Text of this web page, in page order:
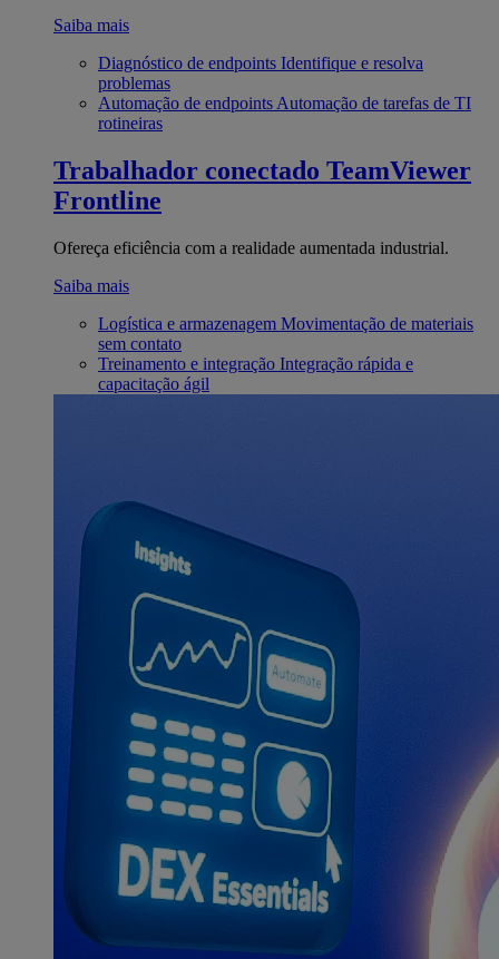
Saiba mais
Diagnóstico de endpoints Identifique e resolva
problemas
Automação de endpoints Automação de tarefas de TI
rotineiras
Trabalhador conectado TeamViewer
Frontline
Ofereça eficiência com a realidade aumentada industrial.
Saiba mais
Logística e armazenagem Movimentação de materiais
sem contato
Treinamento e integração Integração rápida e
capacitação ágil